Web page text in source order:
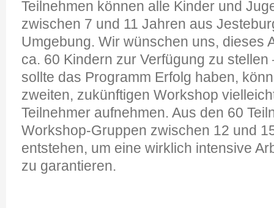
Teilnehmen können alle Kinder und
zwischen 7 und 11 Jahren aus
Umgebung. Wir wünschen uns, dieses
ca. 60 Kindern zur Verfügung zu
sollte das Programm Erfolg haben,
zweiten, zukünftigen Workshop
Teilnehmer aufnehmen. Aus den 60
Workshop-Gruppen zwischen 12 und
entstehen, um eine wirklich intensive
zu garantieren.